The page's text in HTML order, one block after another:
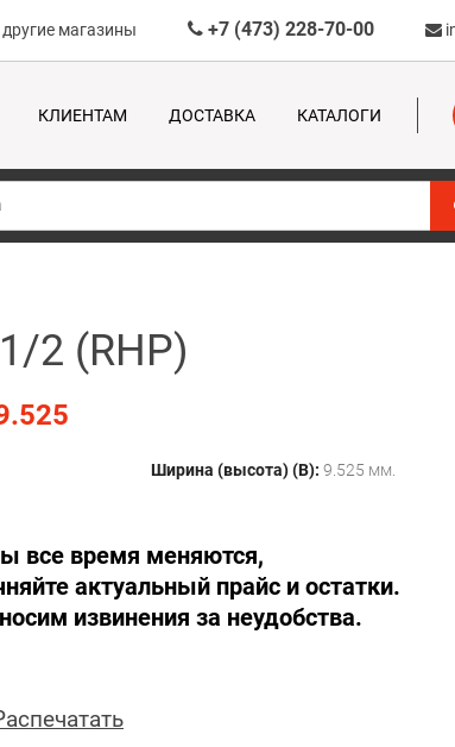
другие магазины +7 (473) 228-70-00
КЛИЕНТАМ ДОСТАВКА КАТАЛОГИ
2 (RHP)
Ширина (высота) (B): 9.525 мм.
все время меняются,
актуальный прайс и остатки.
извинения за неудобства.